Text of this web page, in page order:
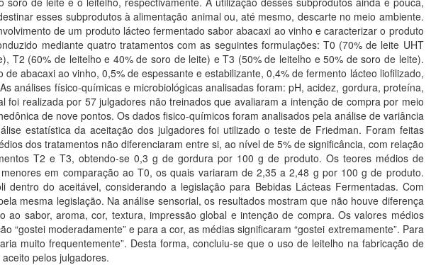
esses subprodutos à alimentação animal ou, até mesmo, descarte no meio ambiente.
de um produto lácteo fermentado sabor abacaxi ao vinho e caracterizar o produto
mediante quatro tratamentos com as seguintes formulações: T0 (70% de leite UHT
T2 (60% de leitelho e 40% de soro de leite) e T3 (50% de leitelho e 50% de soro de leite).
abacaxi ao vinho, 0,5% de espessante e estabilizante, 0,4% de fermento lácteo liofilizado,
análises físico-químicas e microbiológicas analisadas foram: pH, acidez, gordura, proteína,
realizada por 57 julgadores não treinados que avaliaram a intenção de compra por meio
de nove pontos. Os dados fisico-químicos foram analisados pela análise de variância
estatística da aceitação dos julgadores foi utilizado o teste de Friedman. Foram feitas
dos tratamentos não diferenciaram entre si, ao nível de 5% de significância, com relação
T2 e T3, obtendo-se 0,3 g de gordura por 100 g de produto. Os teores médios de
em comparação ao T0, os quais variaram de 2,35 a 2,48 g por 100 g de produto.
do aceitável, considerando a legislação para Bebidas Lácteas Fermentadas. Com
mesma legislação. Na análise sensorial, os resultados mostram que não houve diferença
sabor, aroma, cor, textura, impressão global e intenção de compra. Os valores médios
moderadamente” e para a cor, as médias significaram “gostei extremamente”. Para
muito frequentemente”. Desta forma, concluiu-se que o uso de leitelho na fabricação de
pelos julgadores.